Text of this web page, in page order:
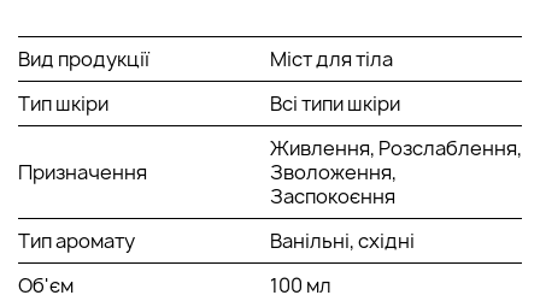
Розслаблюючий пептид – розслаблює, заспокоює.
Спосіб застосування:
Для дому: розпорошіть на все тіло.
У салоні: розпорошіть перед процедурою 2-3 натискання,
щоб надати аромату вашому кабінету, а в кінці процедури
нанесіть на тіло клієнта.
Вид продукції
Міст для тіла
Тип шкіри
Всі типи шкіри
Призначення
Живлення, Розслаблення,
Зволоження,
Заспокоєння
Тип аромату
Ванільні, східні
Об'єм
100 мл